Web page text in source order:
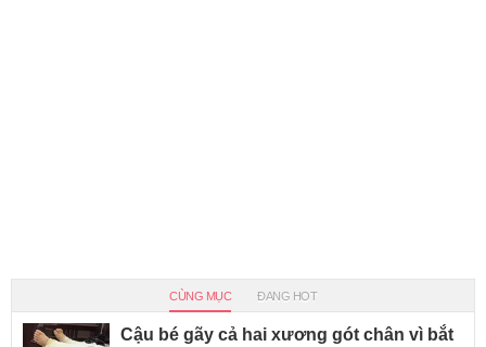
CÙNG MỤC ĐANG HOT
Cậu bé gãy cả hai xương gót chân vì bắt